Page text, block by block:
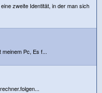
zweite Identität, in der man sich
meinem Pc, Es f...